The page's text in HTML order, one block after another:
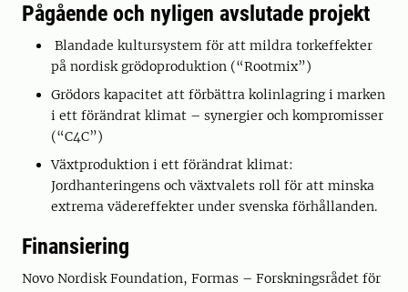
Pågående och nyligen avslutade projekt
Blandade kultursystem för att mildra torkeffekter
på nordisk grödoproduktion (“Rootmix”)
Grödors kapacitet att förbättra kolinlagring i marken
i ett förändrat klimat – synergier och kompromisser
(“C4C”)
Växtproduktion i ett förändrat klimat:
Jordhanteringens och växtvalets roll för att minska
extrema vädereffekter under svenska förhållanden.
Finansiering
Novo Nordisk Foundation, Formas – Forskningsrådet för